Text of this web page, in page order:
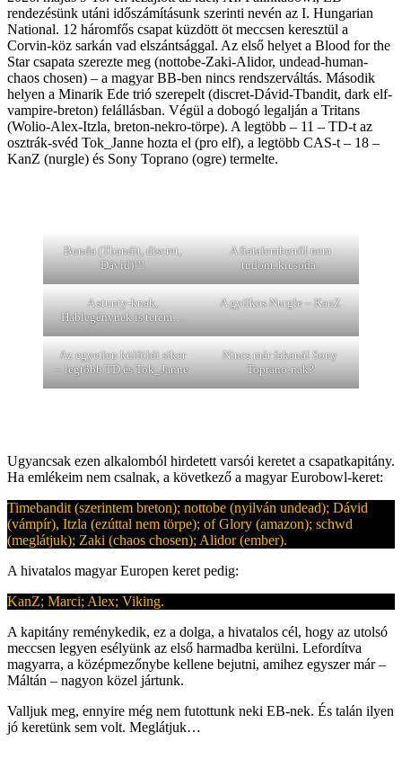
rendezésünk utáni időszámításunk szerinti nevén az I. Hungarian
National. 12 háromfős csapat küzdött öt meccsen keresztül a
Corvin-köz sarkán vad elszántsággal. Az első helyet a Blood for the
Star csapata szerezte meg (nottobe-Zaki-Alidor, undead-human-
chaos chosen) – a magyar BB-ben nincs rendszerváltás. Második
helyen a Minarik Ede trió szerepelt (discret-Dávid-Tbandit, dark elf-
vampire-breton) felállásban. Végül a dobogó legalján a Tritans
(Wolio-Alex-Itzla, breton-nekro-törpe). A legtöbb – 11 – TD-t az
osztrák-svéd Tok_Janne hozta el (pro elf), a legtöbb CAS-t – 18 –
KanZ (nurgle) és Sony Toprano (ogre) termelte.
Bunda (Tbandit, discret,
Dávid)!!!
A fiatalemberről nem
tudom, kicsoda.
A stunty-knak,
Hablegénynek is terem…
A gyilkos Nurgle – KanZ
Az egyetlen külföldi siker
– legtöbb TD és Tok_Janne
Nincs már fakanál Sony
Toprano-nak?
Ugyancsak ezen alkalomból hirdetett varsói keretet a csapatkapitány.
Ha emlékeim nem csalnak, a következő a magyar Eurobowl-keret:
Timebandit (szerintem breton); nottobe (nyilván undead); Dávid
(vámpír), Itzla (ezúttal nem törpe); of Glory (amazon); schwd
(meglátjuk); Zaki (chaos chosen); Alidor (ember).
A hivatalos magyar Europen keret pedig:
KanZ; Marci; Alex; Viking.
A kapitány reménykedik, ez a dolga, a hivatalos cél, hogy az utolsó
meccsen legyen esélyünk az első harmadba kerülni. Lefordítva
magyarra, a középmezőnybe kellene bejutni, amihez egyszer már –
Máltán – nagyon közel jártunk.
Valljuk meg, ennyire még nem futottunk neki EB-nek. És talán ilyen
jó keretünk sem volt. Meglátjuk…